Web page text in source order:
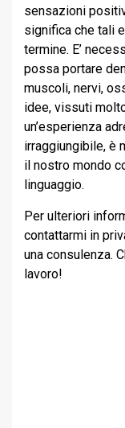
sensazioni
significa che tali
termine. E’
possa portare
muscoli, nervi,
idee, vissuti
un’esperienza
irraggiungibile, è
il nostro mondo
linguaggio.
Per ulteriori
contattarmi in
una consulenza.
lavoro!